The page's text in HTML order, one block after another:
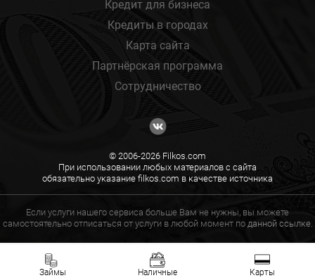
Займы Наличные Карты
Кредит для бизнеса
Кредиты в городах
Карта сайта
Партнёрская программа
Сотрудничество
© 2006-2026 Filkos.com
При использовании любых материалов с сайта
обязательно указание filkos.com в качестве источника
Если услуги нашего сервиса больше Вам не нужны, вы можете
самостоятельно отписаться от услуги в любой момент по данной ссылке.